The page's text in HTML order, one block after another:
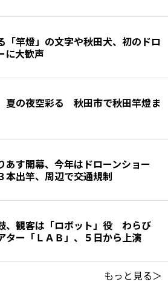
「竿燈」の文字や秋田犬、初のドロ
に大歓声
夏の夜空彩る 秋田市で秋田竿燈ま
あす開幕、今年はドローンショー
出竿、周辺で交通規制
、観客は「ロボット」役 わらび
ター「ＬＡＢ」、５日から上演
もっと見る＞